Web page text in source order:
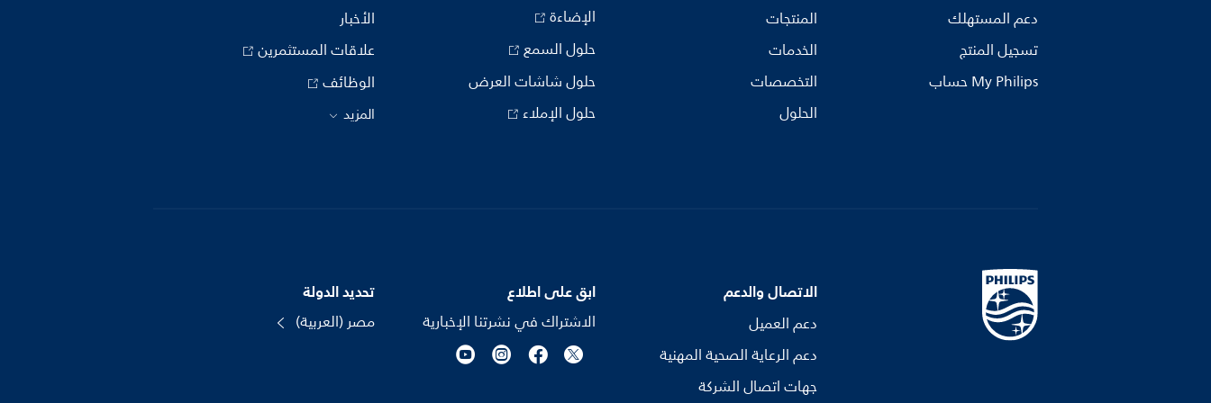
دعم المستهلك
تسجيل المنتج
My Philips حساب
المنتجات
الخدمات
التخصصات
الحلول
الإضاءة
حلول السمع
حلول شاشات العرض
حلول الإملاء
الأخبار
علاقات المستثمرين
الوظائف
المزيد
الاتصال والدعم
دعم العميل
دعم الرعاية الصحية المهنية
جهات اتصال الشركة
ابق على اطلاع
الاشتراك في نشرتنا الإخبارية
تحديد الدولة
مصر (العربية)